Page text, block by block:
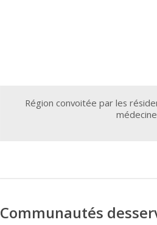
Région convoitée par les
Communautés